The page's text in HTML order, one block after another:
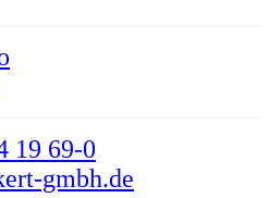
19 69-0
gmbh.de